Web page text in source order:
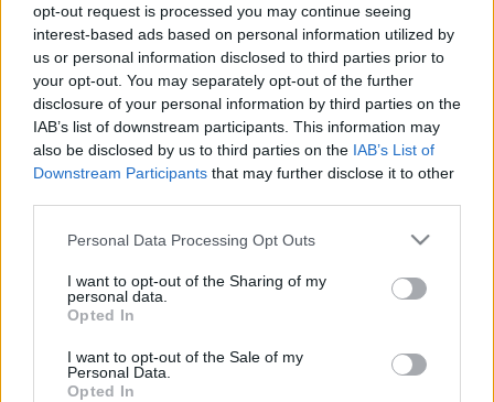
opt-out request is processed you may continue seeing
interest-based ads based on personal information utilized by
us or personal information disclosed to third parties prior to
your opt-out. You may separately opt-out of the further
disclosure of your personal information by third parties on the
IAB’s list of downstream participants. This information may
also be disclosed by us to third parties on the IAB’s List of
Downstream Participants that may further disclose it to other
Please note that this website/app uses one or more Google
not limited to your visit or usage behaviour. You may click to
grant or deny consent to Google and its third-party tags to
use your data for below specified purposes in below Google
consent section.
Personal Data Processing Opt Outs
I want to opt-out of the Sharing of my
personal data.
Opted In
I want to opt-out of the Sale of my
Personal Data.
Opted In